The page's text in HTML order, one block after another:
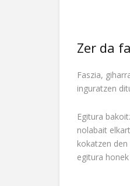
Zer da
Faszia,
inguratzen
Egitura
nolabait
kokatzen
egitura